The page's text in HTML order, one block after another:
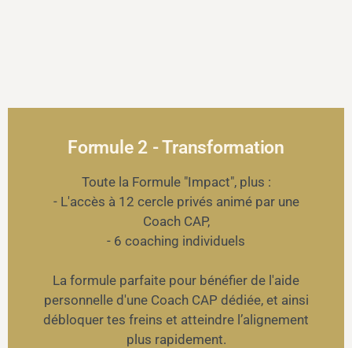
Formule 2 - Transformation
Toute la Formule "Impact", plus :
- L'accès à 12 cercle privés animé par une
Coach CAP,
- 6 coaching individuels
La formule parfaite pour bénéfier de l'aide
personnelle d'une Coach CAP dédiée, et ainsi
débloquer tes freins et atteindre l’alignement
plus rapidement.